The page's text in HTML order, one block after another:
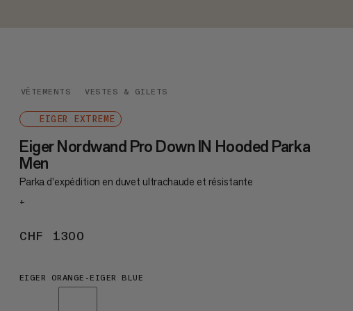
VÊTEMENTS VESTES & GILETS
EIGER EXTREME
Eiger Nordwand Pro Down IN Hooded Parka
Men
Parka d’expédition en duvet ultrachaude et résistante
+
CHF 1300
EIGER ORANGE-EIGER BLUE